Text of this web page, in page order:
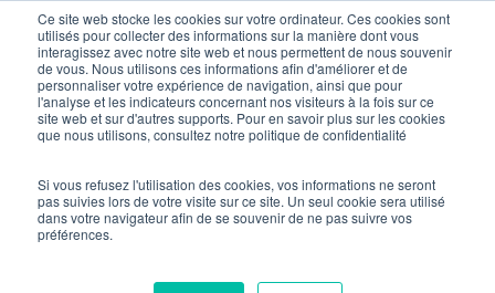
Ce site web stocke les cookies sur votre ordinateur. Ces cookies sont
utilisés pour collecter des informations sur la manière dont vous
interagissez avec notre site web et nous permettent de nous souvenir
de vous. Nous utilisons ces informations afin d'améliorer et de
personnaliser votre expérience de navigation, ainsi que pour
l'analyse et les indicateurs concernant nos visiteurs à la fois sur ce
site web et sur d'autres supports. Pour en savoir plus sur les cookies
que nous utilisons, consultez notre politique de confidentialité
Si vous refusez l'utilisation des cookies, vos informations ne seront
pas suivies lors de votre visite sur ce site. Un seul cookie sera utilisé
dans votre navigateur afin de se souvenir de ne pas suivre vos
préférences.
main
content